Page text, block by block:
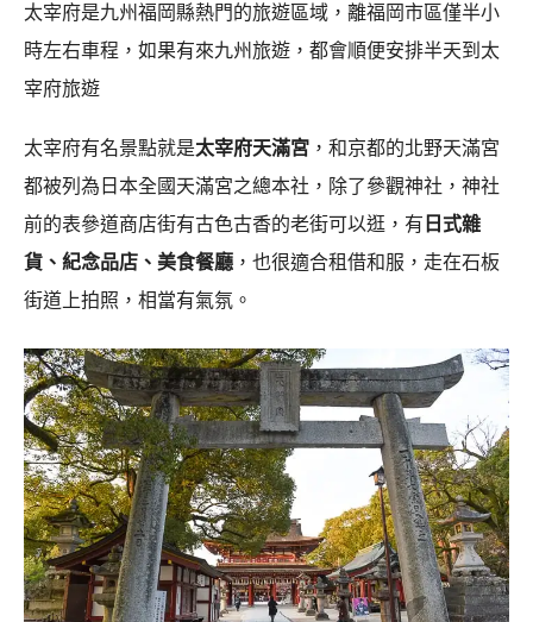
太宰府是九州福岡縣熱門的旅遊區域，離福岡市區僅半小
時左右車程，如果有來九州旅遊 ，都會順便安排半天到太
宰府旅遊
太宰府有名景點就是太宰府天滿宮 ，和京都的北野天滿宮
都被列為日本全國天滿宮之總本社，除了參觀神社，神社
前的表參道商店街有古色古香的老街可以逛，有 日式雜
貨、紀念品店、美食餐廳 ，也很適合租借和服 ，走在石板
街道上拍照，相當有氣氛。